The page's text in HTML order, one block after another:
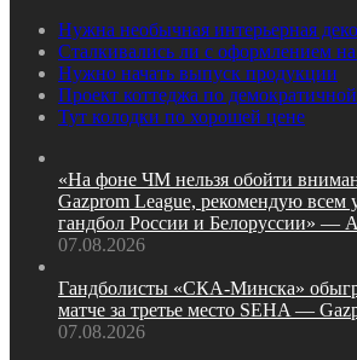
Нужна необычная интерьерная
Сталкивались ли с оформлением на
Нужно начать выпуск продукции
Проект коттеджа по
Тут колодки по хорошей цене
«На фоне ЧМ нельзя обойти
Gazprom League, рекомендую всем
гандбол России и Белоруссии» —
07.08.2026
Гандболисты «СКА‑Минска»
матче за третье место SEHA —
07.08.2026